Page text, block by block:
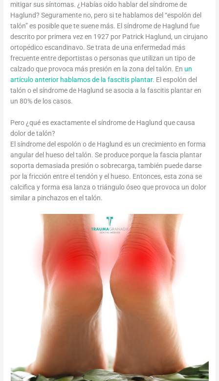
mitigar sus síntomas. ¿Habías oído hablar del síndrome de
Haglund? Seguramente no, pero si te hablamos del “espolón del
talón” es posible que te suene más. El síndrome de Haglund fue
descrito por primera vez en 1927 por Patrick Haglund, un cirujano
ortopédico escandinavo. Se trata de una enfermedad más
frecuente entre deportistas o personas que utilizan un tipo de
calzado que provoca más presión en la zona del talón. En un
artículo anterior hablamos de la fascitis plantar. El espolón del
talón o el síndrome de Haglund se asocia a la fascitis plantar en
un 80% de los casos.
Pero ¿qué es exactamente el síndrome de Haglund que causa
dolor de talón?
El síndrome del espolón o de Haglund es un crecimiento en forma
angular del hueso del talón. Se produce porque la fascia plantar
soporta demasiada presión o sobrecarga, también puede darse
por la fricción entre el tendón y el hueso. Entonces, esta zona se
calcifica y forma esa lanza o triángulo óseo que provoca un dolor
similar a pinchazos en el talón.